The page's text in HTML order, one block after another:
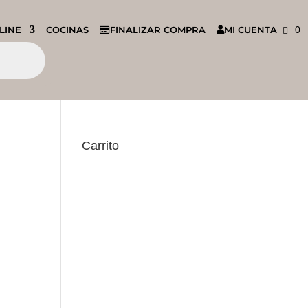
COCINAS FINALIZAR COMPRA MI CUENTA 0
Carrito